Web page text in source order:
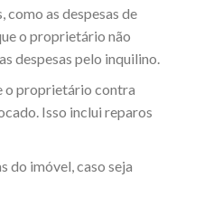
as despesas de
o proprietário não
despesas pelo inquilino.
o proprietário contra
Isso inclui reparos
do imóvel, caso seja